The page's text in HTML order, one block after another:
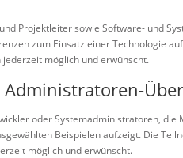
Projektleiter sowie Software- und
zum Einsatz einer Technologie
jederzeit möglich und erwünscht.
oder Systemadministratoren, die
Beispielen aufzeigt. Die
möglich und erwünscht.